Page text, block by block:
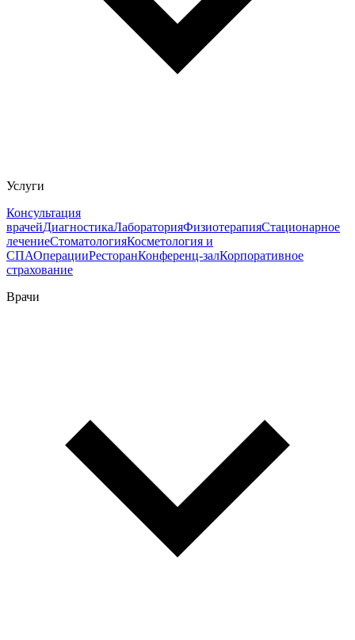
Услуги
Консультация
врачейДиагностикаЛабораторияФизиотерапияСтационарное
лечениеСтоматологияКосметология и
СПАОперацииРесторанКонференц-залКорпоративное
страхование
Врачи